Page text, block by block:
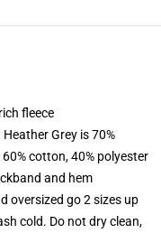
fleece
Grey is 70%
cotton, 40% polyester
and hem
oversized go 2 sizes up
cold. Do not dry clean,